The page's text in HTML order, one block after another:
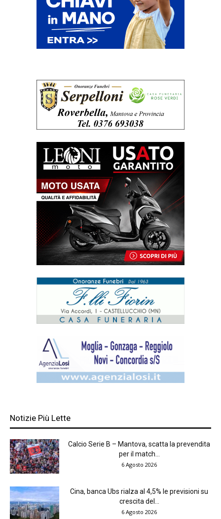
Notizie Più Lette
Calcio Serie B – Mantova, scatta la prevendita
per il match...
6 Agosto 2026
Cina, banca Ubs rialza al 4,5% le previsioni su
crescita del...
6 Agosto 2026